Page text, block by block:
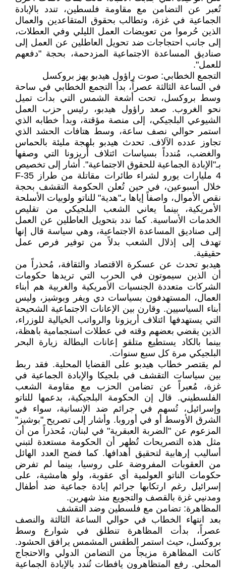
تُعبر عن التضامن مع مقاومة فلسطين، تندد بالإبادة
الجماعية في غزة، وتطالب بحقوق المتقاعدين والعمال
الذين حُرموا من تعويضات العمل الليلي وفي العطلات،
إلى جانب احتجاجات ضد تحويل العاطلين عن العمل إلى
صناديق المساعدة الاجتماعية المزدحمة، بحجة "دفعهم
للعمل".
التجمع الخطابي: صوت راؤول هيدبو يهز بروكسل
في الساعة الثالثة عصراً، بدأ التجمع الخطابي في ساحة
وسط بروكسل، تحت أشعة الشمس التي بدأت تميل
نحو الغروب. صعد راؤول هيدبو، رئيس حزب العمل
الشيوعي البلجيكي، إلى منصة مؤقتة، وبدأ خطابه الذي
استمر حوالي نصف ساعة، وسط هتافات الحشد الذي
تجاوز عدده الآلاف. تحدث هيدبو بلهجة مليئة بالحماس
والغضب، مُندداً بسياسات ائتلاف أريزونا التي وصفها
بـ"الإبادة الجماعية للحقوق الاجتماعية". أشار إلى تخصيص
4 مليارات يورو لشراء طائرات مقاتلة من طراز F-35
خلال أسبوعين، في حين تُعلن الحكومة التقشف بحجة
نقص الأموال، واصفاً إياها بـ"هدية" للناتو ولوبيات الأسلحة
الأمريكية، بينما يعاني الشعب البلجيكي من تقليص
الخدمات الأساسية. كما ندد بتحويل العاطلين عن العمل
إلى صناديق المساعدة الاجتماعية، وهي سياسة قال إنها
تهدف إلى إذلال الشعب بدلاً من توفير فرص عمل
حقيقية.
هيدبو تحدث عن عسكرة الاقتصاد والثقافة، مُحذراً من
أن الذين سيموتون في الحرب التي تريدها حكومات
الشركات متعددة الجنسيات الأمريكية والغربية هم أبناء
العمال، المستهدفون بسياسات دي ويفر وبوشيز، وليس
أبناء السياسيين. وقارن بين الإعانات الاجتماعية الشحيحة
التي يستهدفها ائتلاف أريزونا والرواتب الخيالية للوزراء،
الذين يقضي بعضهم وقته في عطلات استجمامية باهظة،
بينما بالكاد يستطيع متلقو إعانات البطالة زيارة البحر
البلجيكي مرة كل سبع سنوات.
لم يقتصر خطاب هيدبو على القضايا المحلية. فقد ربط
بين سياسات التقشف في بلجيكا والإبادة الجماعية في
غزة، مُعبراً عن تضامن الحزب مع مقاومة الشعب
الفلسطيني. قال إن الحكومة البلجيكية، بدعمها للناتو
وإسرائيل، تُسهم في جرائم ضد الإنسانية، سواء في
الشرق الأوسط أو في أوروبا. وأشار إلى تصريح "بوشيز"
المزعوم عن "الضربة العبقرية" في لبنان، مُحذراً من أن
مثل هذه التصريحات تُظهر أن الحكومة مستعدة لتبني
أساليب إرهابية لتحقيق أهدافها. كما فضح العدد الهائل
من العقوبات المفروضة على روسيا، بينما لم تفرض
حكومات الناتو العولمية أي عقوبة، ولو هامشية، على
إسرائيل رغم ارتكابها جرائم إبادة جماعية ضد أطفال
ومدنيي غزة بالقصف والتجويع منذ شهرين.
المظاهرة: تضامن مع فلسطين وضد التقشف
بعد انتهاء الخطاب في حوالي الساعة الثالثة والنصف
عصراً، بدأت المظاهرة تنطلق في شوارع وسط
بروكسل، حيث استمر الطقس المشمس يرافق الحشود.
كانت المظاهرة مزيجاً من التضامن الدولي والاحتجاج
المحلي. رفع المتظاهرون يافطات تُندد بالإبادة الجماعية